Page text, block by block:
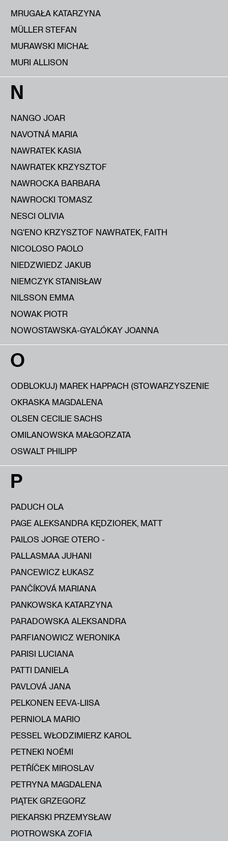
MRUGAŁA KATARZYNA
MÜLLER STEFAN
MURAWSKI MICHAŁ
MURI ALLISON
N
NANGO JOAR
NAVOTNÁ MARIA
NAWRATEK KASIA
NAWRATEK KRZYSZTOF
NAWROCKA BARBARA
NAWROCKI TOMASZ
NESCI OLIVIA
NG'ENO KRZYSZTOF NAWRATEK, FAITH
NICOLOSO PAOLO
NIEDZWIEDZ JAKUB
NIEMCZYK STANISŁAW
NILSSON EMMA
NOWAK PIOTR
NOWOSTAWSKA-GYALÓKAY JOANNA
O
ODBLOKUJ) MAREK HAPPACH (STOWARZYSZENIE
OKRASKA MAGDALENA
OLSEN CECILIE SACHS
OMILANOWSKA MAŁGORZATA
OSWALT PHILIPP
P
PADUCH OLA
PAGE ALEKSANDRA KĘDZIOREK, MATT
PAILOS JORGE OTERO -
PALLASMAA JUHANI
PANCEWICZ ŁUKASZ
PANČÍKOVÁ MARIANA
PANKOWSKA KATARZYNA
PARADOWSKA ALEKSANDRA
PARFIANOWICZ WERONIKA
PARISI LUCIANA
PATTI DANIELA
PAVLOVÁ JANA
PELKONEN EEVA-LIISA
PERNIOLA MARIO
PESSEL WŁODZIMIERZ KAROL
PETNEKI NOÉMI
PETŘÍČEK MIROSLAV
PETRYNA MAGDALENA
PIĄTEK GRZEGORZ
PIEKARSKI PRZEMYSŁAW
PIOTROWSKA ZOFIA